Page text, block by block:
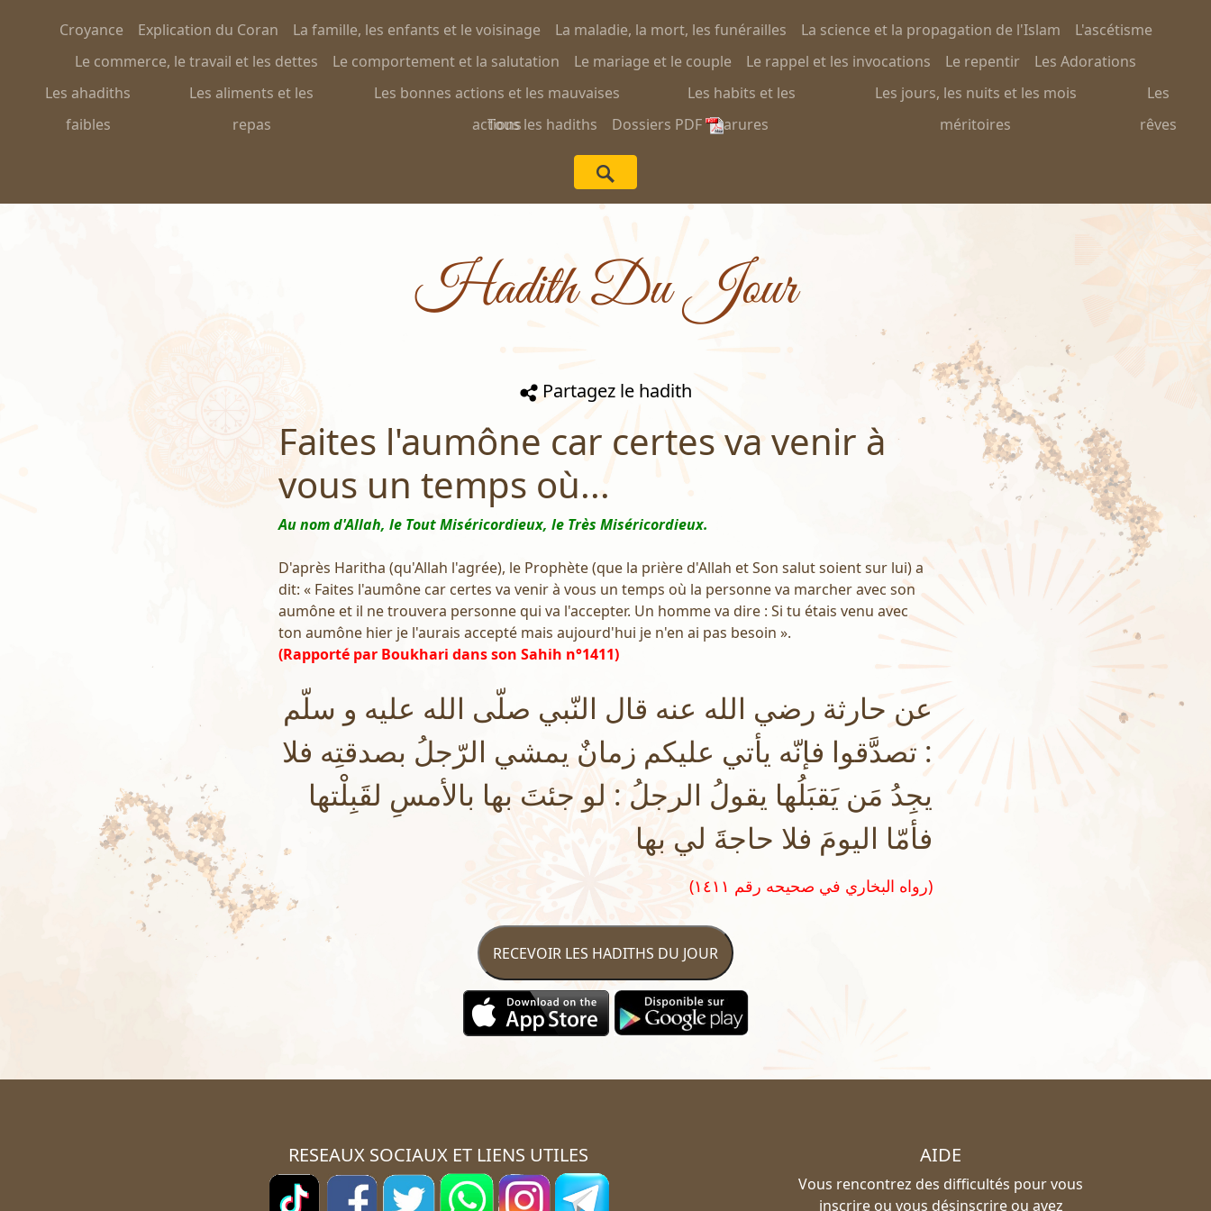
Croyance Explication du Coran La famille, les enfants et le voisinage La maladie, la mort, les funérailles La science et la propagation de l'Islam
L'ascétisme
Le commerce, le travail et les dettes
Le comportement et la salutation Le mariage et le couple Le rappel et les invocations Le repentir
Les Adorations
Les ahadiths
faibles
Les aliments et les
repas
Les bonnes actions et les mauvaises
actions
Les habits et les
parures
Les jours, les nuits et les mois
méritoires
Les
rêves
Tous les hadiths Dossiers PDF
Hadith Du Jour
Partagez le hadith
Faites l'aumône car certes va venir à
vous un temps où...
Au nom d'Allah, le Tout Miséricordieux, le Très Miséricordieux.
D'après Haritha (qu'Allah l'agrée), le Prophète (que la prière d'Allah et Son salut soient sur lui) a
dit: « Faites l'aumône car certes va venir à vous un temps où la personne va marcher avec son
aumône et il ne trouvera personne qui va l'accepter. Un homme va dire : Si tu étais venu avec
ton aumône hier je l'aurais accepté mais aujourd'hui je n'en ai pas besoin ».
(Rapporté par Boukhari dans son Sahih n°1411)
عن حارثة رضي الله عنه قال النّبي صلّى الله عليه و سلّم
: تصدَّقوا فإنّه يأتي عليكم زمانٌ يمشي الرّجلُ بصدقتِه فلا
يجِدُ مَن يَقبَلُها يقولُ الرجلُ : لو جئتَ بها بالأمسِ لقَبِلْتها
فأمّا اليومَ فلا حاجةَ لي بها
(رواه البخاري في صحيحه رقم ١٤١١)
RECEVOIR LES HADITHS DU JOUR
RESEAUX SOCIAUX ET LIENS UTILES AIDE
Vous rencontrez des difficultés pour vous
inscrire ou vous désinscrire ou avez